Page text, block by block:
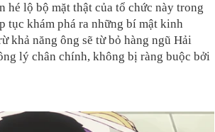
hé lộ bộ mặt thật của tổ chức này trong
tục khám phá ra những bí mật kinh
khả năng ông sẽ từ bỏ hàng ngũ Hải
lý chân chính, không bị ràng buộc bởi